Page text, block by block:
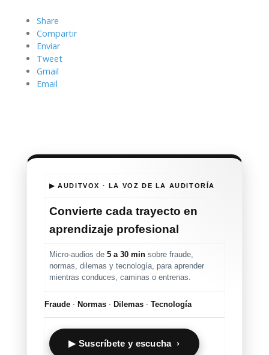
Share
Compartir
Enviar
Tweet
Gmail
Email
▶ AUDITVOX · LA VOZ DE LA AUDITORÍA
Convierte cada trayecto en
aprendizaje profesional
Micro-audios de 5 a 30 min sobre fraude,
normas, dilemas y tecnología, para aprender
mientras conduces, caminas o entrenas.
Fraude · Normas · Dilemas · Tecnología
▶ Suscríbete y escucha ›